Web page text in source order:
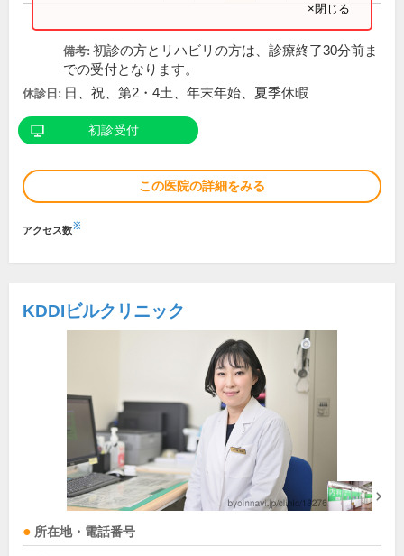
×閉じる
備考: 初診の方とリハビリの方は、診療終了30分前ま
での受付となります。
休診日: 日、祝、第2・4土、年末年始、夏季休暇
初診受付
この医院の詳細をみる
アクセス数※
KDDIビルクリニック
所在地・電話番号